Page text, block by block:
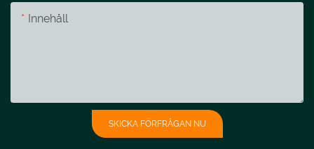
Innehåll
SKICKA FÖRFRÅGAN NU